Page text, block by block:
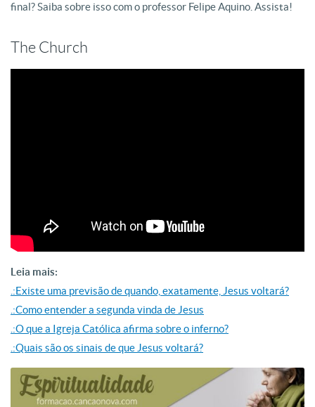
final? Saiba sobre isso com o professor Felipe Aquino. Assista!
The Church
Leia mais:
.:Existe uma previsão de quando, exatamente, Jesus voltará?
.:Como entender a segunda vinda de Jesus
.:O que a Igreja Católica afirma sobre o inferno?
.:Quais são os sinais de que Jesus voltará?